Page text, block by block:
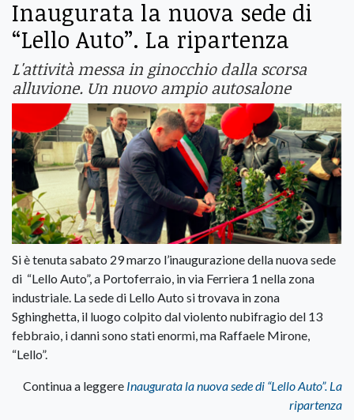
Inaugurata la nuova sede di
“Lello Auto”. La ripartenza
L'attività messa in ginocchio dalla scorsa
alluvione. Un nuovo ampio autosalone
Si è tenuta sabato 29 marzo l’inaugurazione della nuova sede
di “Lello Auto”, a Portoferraio, in via Ferriera 1 nella zona
industriale. La sede di Lello Auto si trovava in zona
Sghinghetta, il luogo colpito dal violento nubifragio del 13
febbraio, i danni sono stati enormi, ma Raffaele Mirone,
“Lello”.
Continua a leggere Inaugurata la nuova sede di “Lello Auto”. La
ripartenza